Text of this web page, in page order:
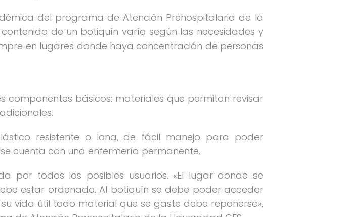
del programa de Atención Prehospitalaria de la
de un botiquín varía según las necesidades y
en lugares donde haya concentración de personas
componentes básicos: materiales que permitan revisar
resistente o lona, de fácil manejo para poder
cuenta con una enfermería permanente.
por todos los posibles usuarios. «El lugar donde se
estar ordenado. Al botiquín se debe poder acceder
vida útil todo material que se gaste debe reponerse»,